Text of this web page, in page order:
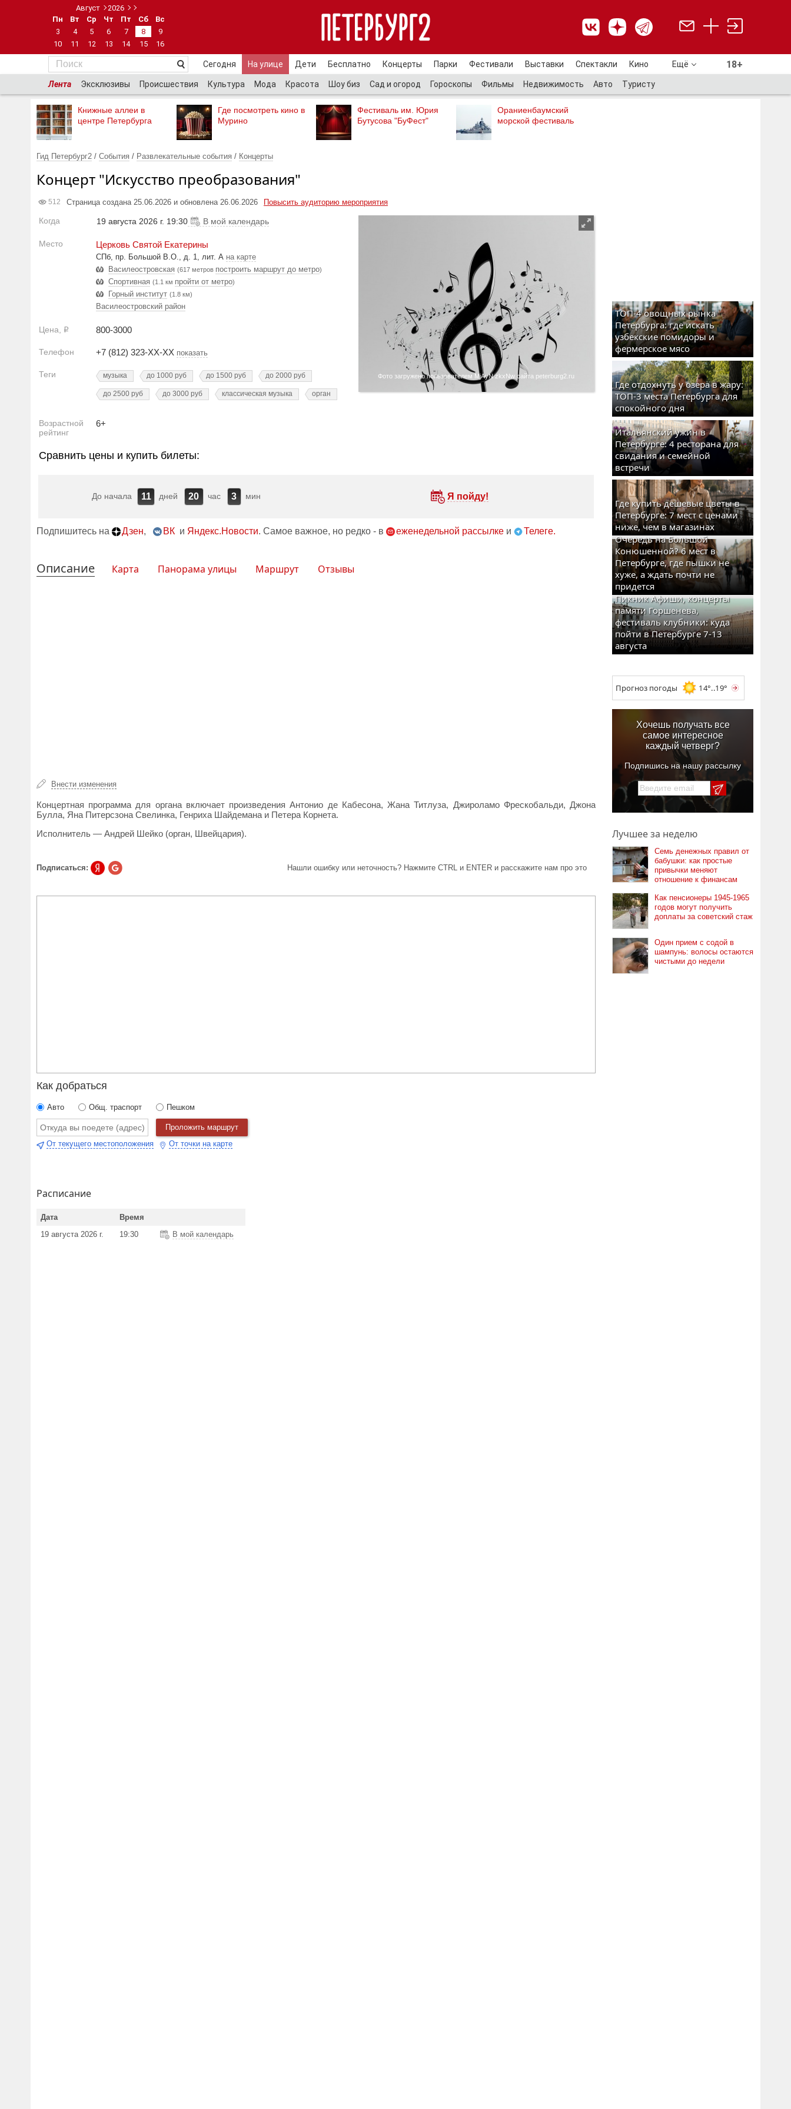
Август
2026
Пн
Вт Ср Чт Пт Сб
Вс
3
4 5 6 7 8
9
10
11 12 13 14 15 16
Сегодня На улице Дети Бесплатно Концерты Парки Фестивали Выставки Спектакли Кино Ещё 18+
Лента Эксклюзивы Происшествия Культура Мода Красота Шоу биз Сад и огород Гороскопы Фильмы Недвижимость Авто Туристу
Книжные аллеи в
центре Петербурга
Где посмотреть кино в
Мурино
Фестиваль им. Юрия
Бутусова "БуФест"
Ораниенбаумский
морской фестиваль
Гид Петербург2 / События / Развлекательные события / Концерты
Концерт "Искусство преобразования"
512 Страница создана 25.06.2026 и обновлена 26.06.2026 Повысить аудиторию мероприятия
Когда 19 августа 2026 г. 19:30 В мой календарь
Место Церковь Святой Екатерины
СПб, пр. Большой В.О., д. 1, лит. А на карте
Василеостровская (617 метров построить маршрут до метро)
Спортивная (1.1 км пройти от метро)
Горный институт (1.8 км)
Василеостровский район
Цена, Р 800-3000
Телефон +7 (812) 323-XX-XX показать
Теги музыка до 1000 руб до 1500 руб до 2000 руб
до 2500 руб до 3000 руб классическая музыка орган
Возрастной
рейтинг
6+
Сравнить цены и купить билеты:
Фото загружено пользователем MjAyN zkxNw сайта peterburg2.ru
До начала 11 дней 20 час 3 мин Я пойду!
Подпишитесь на Дзен, ВК и Яндекс.Новости. Самое важное, но редко - в еженедельной рассылке и Телеге.
Описание Карта Панорама улицы Маршрут Отзывы
Внести изменения
Концертная программа для органа включает произведения Антонио де Кабесона, Жана Титлуза, Джироламо Фрескобальди, Джона
Булла, Яна Питерсзона Свелинка, Генриха Шайдемана и Петера Корнета.
Исполнитель — Андрей Шейко (орган, Швейцария).
Подписаться: Нашли ошибку или неточность? Нажмите CTRL и ENTER и расскажите нам про это
Как добраться
Авто Общ. траспорт Пешком
Проложить маршрут
От текущего местоположения
От точки на карте
Расписание
Дата
Время
19 августа 2026 г.
19:30 В мой календарь
ТОП-4 овощных рынка
Петербурга: где искать
узбекские помидоры и
фермерское мясо
Где отдохнуть у озера в жару:
ТОП-3 места Петербурга для
спокойного дня
Итальянский ужин в
Петербурге: 4 ресторана для
свидания и семейной
встречи
Где купить дешевые цветы в
Петербурге: 7 мест с ценами
ниже, чем в магазинах
Очередь на Большой
Конюшенной? 6 мест в
Петербурге, где пышки не
хуже, а ждать почти не
придется
Пикник Афиши, концерты
памяти Горшенева,
фестиваль клубники: куда
пойти в Петербурге 7-13
августа
Прогноз погоды 14°..19°
Хочешь получать все
самое интересное
каждый четверг?
Подпишись на нашу рассылку
Лучшее за неделю
Семь денежных правил от
бабушки: как простые
привычки меняют
отношение к финансам
Как пенсионеры 1945-1965
годов могут получить
доплаты за советский стаж
Один прием с содой в
шампунь: волосы остаются
чистыми до недели